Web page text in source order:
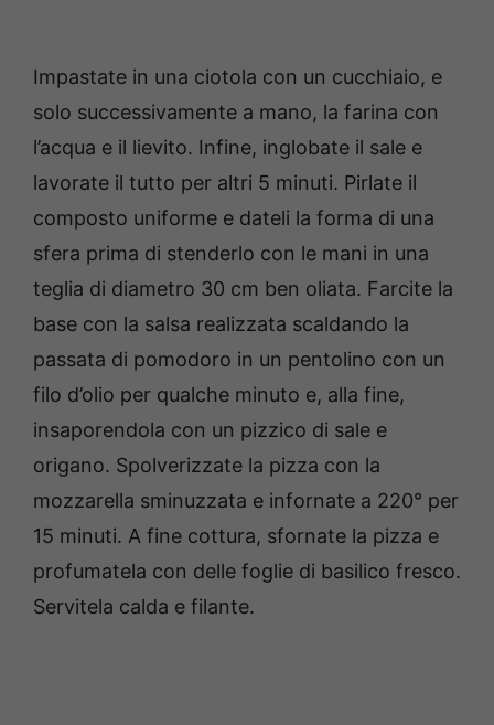
Impastate in una ciotola con un cucchiaio, e
solo successivamente a mano, la farina con
l’acqua e il lievito. Infine, inglobate il sale e
lavorate il tutto per altri 5 minuti. Pirlate il
composto uniforme e dateli la forma di una
sfera prima di stenderlo con le mani in una
teglia di diametro 30 cm ben oliata. Farcite la
base con la salsa realizzata scaldando la
passata di pomodoro in un pentolino con un
filo d’olio per qualche minuto e, alla fine,
insaporendola con un pizzico di sale e
origano. Spolverizzate la pizza con la
mozzarella sminuzzata e infornate a 220° per
15 minuti. A fine cottura, sfornate la pizza e
profumatela con delle foglie di basilico fresco.
Servitela calda e filante.